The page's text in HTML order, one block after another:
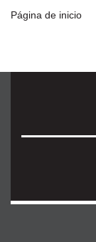
Página de inicio